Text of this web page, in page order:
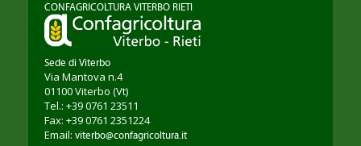
CONFAGRICOLTURA VITERBO RIETI
Sede di Viterbo
Via Mantova n.4
01100Viterbo (Vt)
Tel.: +39 0761 23511
Fax: +39 0761 2351224
Email: viterbo@confagricoltura.it